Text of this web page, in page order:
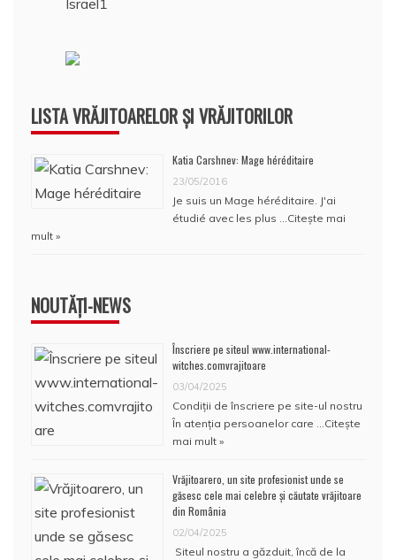
LISTA VRĂJITOARELOR ȘI VRĂJITORILOR
Katia Carshnev: Mage héréditaire
23/05/2016
Je suis un Mage héréditaire. J'ai
étudié avec les plus …Citește mai
mult »
NOUTĂȚI-NEWS
Înscriere pe siteul www.international-
witches.comvrajitoare
03/04/2025
Condiţii de înscriere pe site-ul nostru
În atenţia persoanelor care …Citește
mai mult »
Vrăjitoarero, un site profesionist unde se
găsesc cele mai celebre și căutate vrăjitoare
din România
02/04/2025
Siteul nostru a găzduit, încă de la